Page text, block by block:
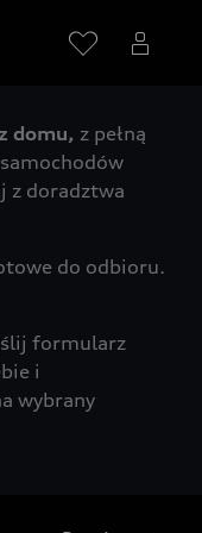
domu, z pełną
z doradztwa
do odbioru.
formularz
i
wybrany